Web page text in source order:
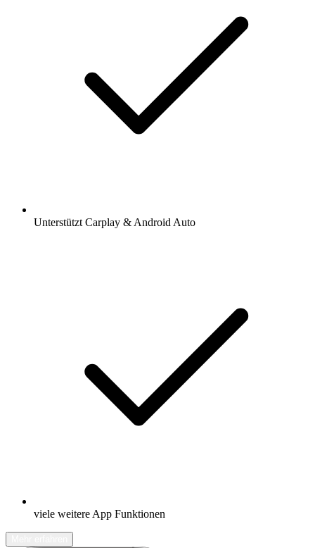
Unterstützt Carplay & Android Auto
viele weitere App Funktionen